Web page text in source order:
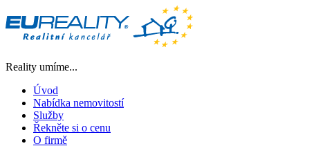
Reality umíme...
Úvod
Nabídka nemovitostí
Služby
Řekněte si o cenu
O firmě